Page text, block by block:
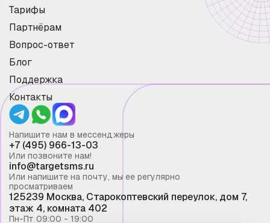
Тарифы
Партнёрам
Вопрос-ответ
Блог
Поддержка
Контакты
Напишите нам в мессенджеры
+7 (495) 966-13-03
Или позвоните нам!
info@targetsms.ru
Или напишите на почту, мы ее регулярно
просматриваем
125239 Москва, Старокоптевский переулок, дом 7,
этаж 4, комната 402
Пн-Пт 09:00 - 19:00